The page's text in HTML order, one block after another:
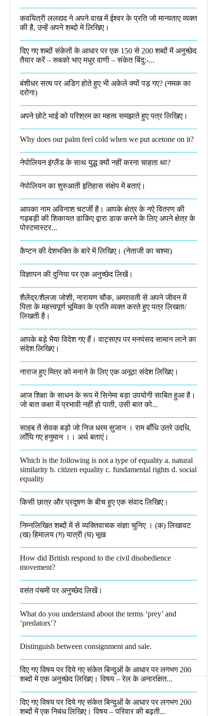
कवयित्री ललद्यद ने अपने वाख में ईश्वर के प्रति जो मान्यताए व्यक्त
की है, उन्हें अपने शब्दो मे लिखिए।
दिए गए शब्दों संकेतों के आधार पर एक 150 से 200 शब्दों में अनुच्छेद
तैयार करें – सबको भाए मधुर वाणी – संकेत बिंदु:-...
बंशीधर सत्य पर अडिग होते हुए भी अकेले क्यों पड़ गए? (नमक का
दरोगा)
अपने छोटे भाई को परिश्रम का महत्व समझाते हुए पत्र लिखिए।
Why does our palm feel cold when we put acetone on it?
नेपोलियन इंग्लैंड के साथ युद्ध क्यों नहीं करना चाहता था​?
नेपोलियन का शुरुआती इतिहास संक्षेप में बताएं।
आपका नाम अविनाश चटर्जी है। आपके क्षेत्र के नऐ वितरण की
गड़बड़ी की शिकायत डाकिए द्वारा डाक करने के लिए अपने क्षेत्र के
पोस्टमास्टर...
कैप्टन की देशभक्ति के बारे में लिखिए।​ (नेताजी का चश्मा)
विज्ञापन की दुनिया पर एक अनुच्छेद लिखें।
शैलेंद्र/शैलजा जोशी, नारायण चौक, अमरावती से अपने जीवन में
पिता के महत्त्वपूर्ण भूमिका के प्रति व्यक्त करते हुए पत्र लिखता/
लिखती है।​
आपके बड़े भैया विदेश गए हैं। वाट्सएप पर मनपंसद सामान लाने का
संदेश लिखिए।
नाराज हुए मित्र को मनाने के लिए एक अनूठा संदेश लिखिए।
आज शिक्षा के साधन के रूप में सिनेमा बड़ा उपयोगी साबित हुआ है।
जो बात कक्षा में प्रभावी नहीं हो पाती, उसी बात को...
साहब तें सेवक बड़ो जो निज धरम सुजान । राम बाँधि उतरे उदधि,
लाँघि गए हनुमान ।।​ अर्थ बताएं।
Which is the following is not a type of equality a. natural
similarity b. citizen equality c. fundamental rights d. social
equality​
किसी छात्र और प्रदूषण के बीच हुए एक संवाद लिखिए।​
निम्नलिखित शब्दों में से व्यक्तिवाचक संज्ञा चुनिए । (क) लिखावट
(ख) हिमालय (ग) यात्री (घ) भूख​
How did British respond to the civil disobedience
movement?
वसंत पंचमी पर अनुच्छेद लिखें।
What do you understand about the terms ‘prey’ and
‘predators’?​
Distinguish between consignment and sale.
दिए गए विषय पर दिये गए संकेत बिन्दुओं के आधार पर लगभग 200
शब्दों में एक अनुच्छेद लिखिए। विषय – रेल के अनारक्षित...
दिए गए विषय पर दिये गए संकेत बिन्दुओं के आधार पर लगभग 200
शब्दों में एक निबंध लिखिए। विषय – परिवार की बढ़ती...